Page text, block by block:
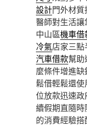
設計門外材
醫師對生活
中山區機車借
冷氣店家三
汽車借款幫
麼條件增進
鬆借輕鬆還
位放款迅速
續假期直隨
的消費經驗搭